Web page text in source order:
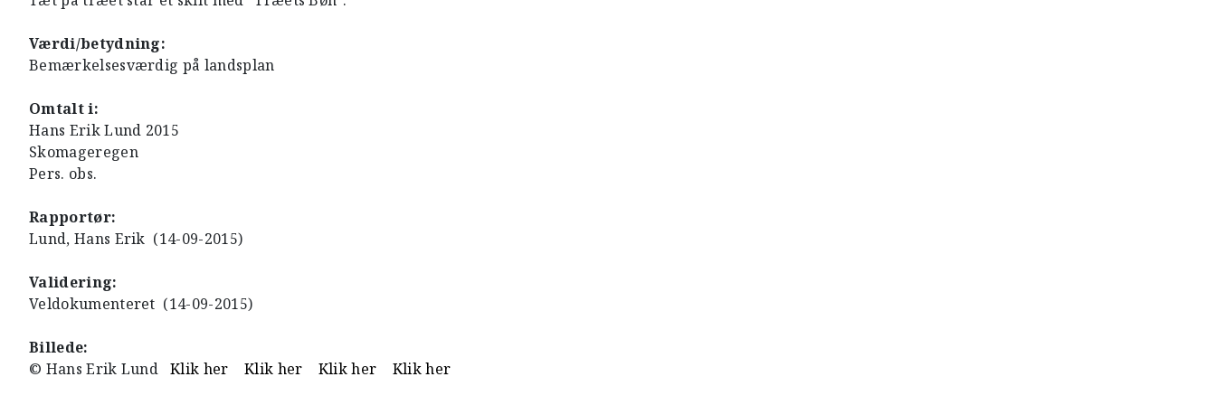
Værdi/betydning:
Bemærkelsesværdig på landsplan
Omtalt i:
Hans Erik Lund 2015
Skomageregen
Pers. obs.
Rapportør:
Lund, Hans Erik (14-09-2015)
Validering:
Veldokumenteret (14-09-2015)
Billede:
© Hans Erik LundKlik her Klik her Klik her Klik her